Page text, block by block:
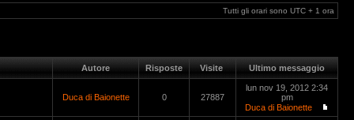
Tutti gli orari sono UTC + 1 ora
Autore Risposte Visite Ultimo messaggio
Duca di Baionette 0 27887
lun nov 19, 2012 2:34
pm
Duca di Baionette